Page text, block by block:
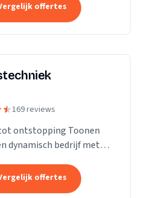
en/of aanpassen van uw
offertes
169 reviews
ontstopping Toonen
dynamisch bedrijf met
zijn wij expert in de...
offertes